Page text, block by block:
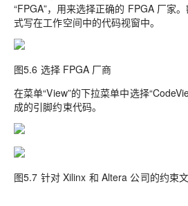
“FPGA”，用来选择正确的 FPGA 厂家
式写在工作空间中的代码视窗中。
图5.6 选择 FPGA 厂商
在菜单“View”的下拉菜单中选择
成的引脚约束代码。
图5.7 针对 Xilinx 和 Altera 公司的约束